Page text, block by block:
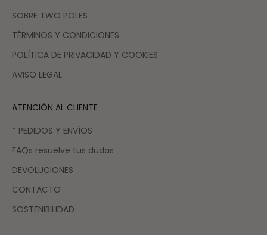
SOBRE TWO POLES
TÉRMINOS Y CONDICIONES
POLÍTICA DE PRIVACIDAD Y COOKIES
AVISO LEGAL
ATENCIÓN AL CLIENTE
* PEDIDOS Y ENVÍOS
FAQs resuelve tus dudas
DEVOLUCIONES
CONTACTO
SOSTENIBILIDAD